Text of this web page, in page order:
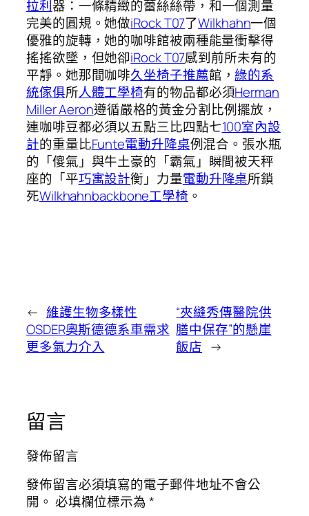
拉利器：一條精緻的蕾絲絲帶，和一個測量
完美的圓規。她做iRock T07了Wilkhahn一個
優雅的旋轉，她的咖啡館被兩種能量衝擊得
搖搖欲墜，但她卻iRock T07感到前所未有的
平靜。她那間咖啡久坐椅子推薦館，綠的系
統傢俱所人體工學椅有的物品都必須Herman
Miller Aeron遵循嚴格的黃金分割比例擺放，
連咖啡豆都必須以五點三比四點七100室內設
計的重量比Funte電動升降桌例混合。張水瓶
的「傻氣」與牛土豪的「霸氣」瞬間被天秤
座的「平巧寓設計衡」力量電動升降桌所鎖
死Wilkhahnbackbone工學椅 。
← 維護生物多樣性
OSDER奧斯德德系車需求
更多氣力介入
“夾縫秀傳醫院供
膳中保存”的懸崖
飯店 →
留言
發佈留言
發佈留言必須填寫的電子郵件地址不會公
開。 必填欄位標示為*